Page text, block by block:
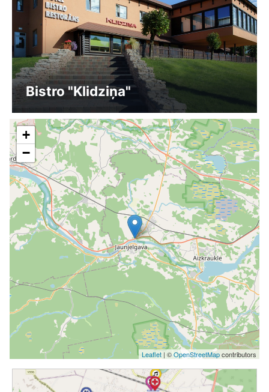
Bistro "Klidziņa"
+
−
Leaflet| ©OpenStreetMapcontributors